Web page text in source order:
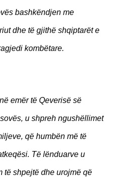
bashkëndjen me
dhe të gjithë shqiptarët e
kombëtare.
emër të Qeverisë së
u shpreh ngushëllimet
që humbën më të
Të lënduarve u
të shpejtë dhe urojmë që